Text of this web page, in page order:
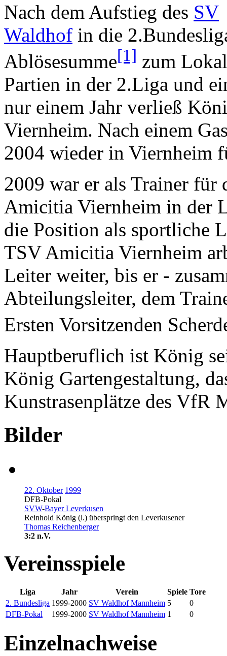
Nach dem Aufstieg des SV
Waldhof in die
Ablösesumme[1] zum
Partien in der 2.Liga und
nur einem Jahr verließ
Viernheim. Nach einem
2004 wieder in Viernheim
2009 war er als Trainer für
Amicitia Viernheim in der
die Position als sportliche
TSV Amicitia Viernheim
Leiter weiter, bis er -
Abteilungsleiter, dem
Ersten Vorsitzenden
Hauptberuflich ist König
König Gartengestaltung,
Kunstrasenplätze des VfR
Bilder
22. Oktober 1999
DFB-Pokal
SVW-Bayer Leverkusen
Reinhold König (l.) überspringt den Leverkusener
Thomas Reichenberger
3:2 n.V.
Vereinsspiele
Liga Jahr Verein Spiele Tore
2. Bundesliga 1999-2000 SV Waldhof Mannheim 5
0
DFB-Pokal
1999-2000 SV Waldhof Mannheim 1 0
Einzelnachweise